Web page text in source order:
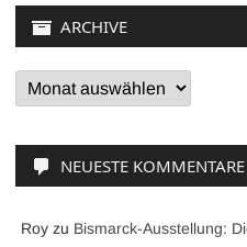
ARCHIVE
Archive
NEUESTE KOMMENTARE
Roy zu Bismarck-Ausstellung: